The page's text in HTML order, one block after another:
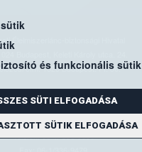
és funkcionális sütik
SÜTI ELFOGADÁSA
SÜTIK ELFOGADÁSA
Élelmiszerlánc-biztonsági Hivatal
cím: 1525 Budapest. Pf. 30.
ugyfelszolgalat@nebih.gov.hu
Zöld szám: 06-80/263-244
Telefon: 06-1/ 336-9000